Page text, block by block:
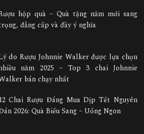
hộp quà – Quà tặng năm mới sang
đẳng cấp và đầy ý nghĩa
do Rượu Johnnie Walker được lựa chọn
năm 2025 – Top 3 chai Johnnie
bán chạy nhất
Chai Rượu Đáng Mua Dịp Tết Nguyên
2026: Quà Biếu Sang – Uống Ngon